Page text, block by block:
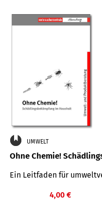
UMWELT
Ohne Chemie!
Ein Leitfaden für
4,00 €